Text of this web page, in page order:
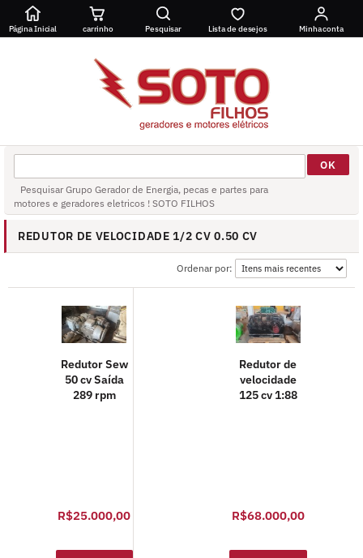
Página Inicial carrinho Pesquisar Lista de desejos Minha conta
Pesquisar Grupo Gerador de Energia, pecas e partes para
motores e geradores eletricos ! SOTO FILHOS
REDUTOR DE VELOCIDADE 1/2 CV 0.50 CV
Ordenar por:
Redutor Sew
50 cv Saída
289 rpm
R$25.000,00
Redutor de
velocidade
125 cv 1:88
R$68.000,00